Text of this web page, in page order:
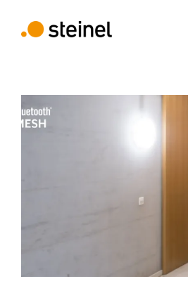
Entrer critère de recherche